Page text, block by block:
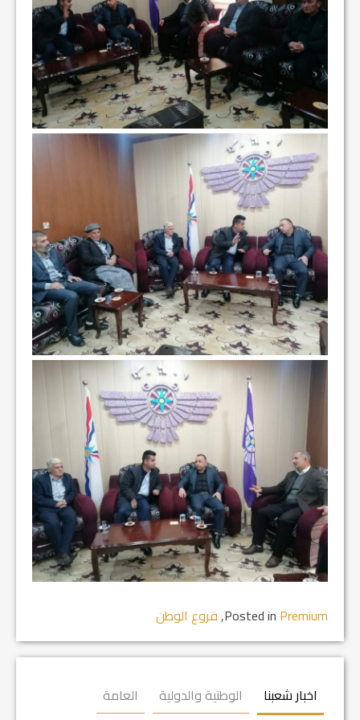
Posted in Premium
,فروع الوطن
اخبار شعبنا الوطنية والدولية العامة